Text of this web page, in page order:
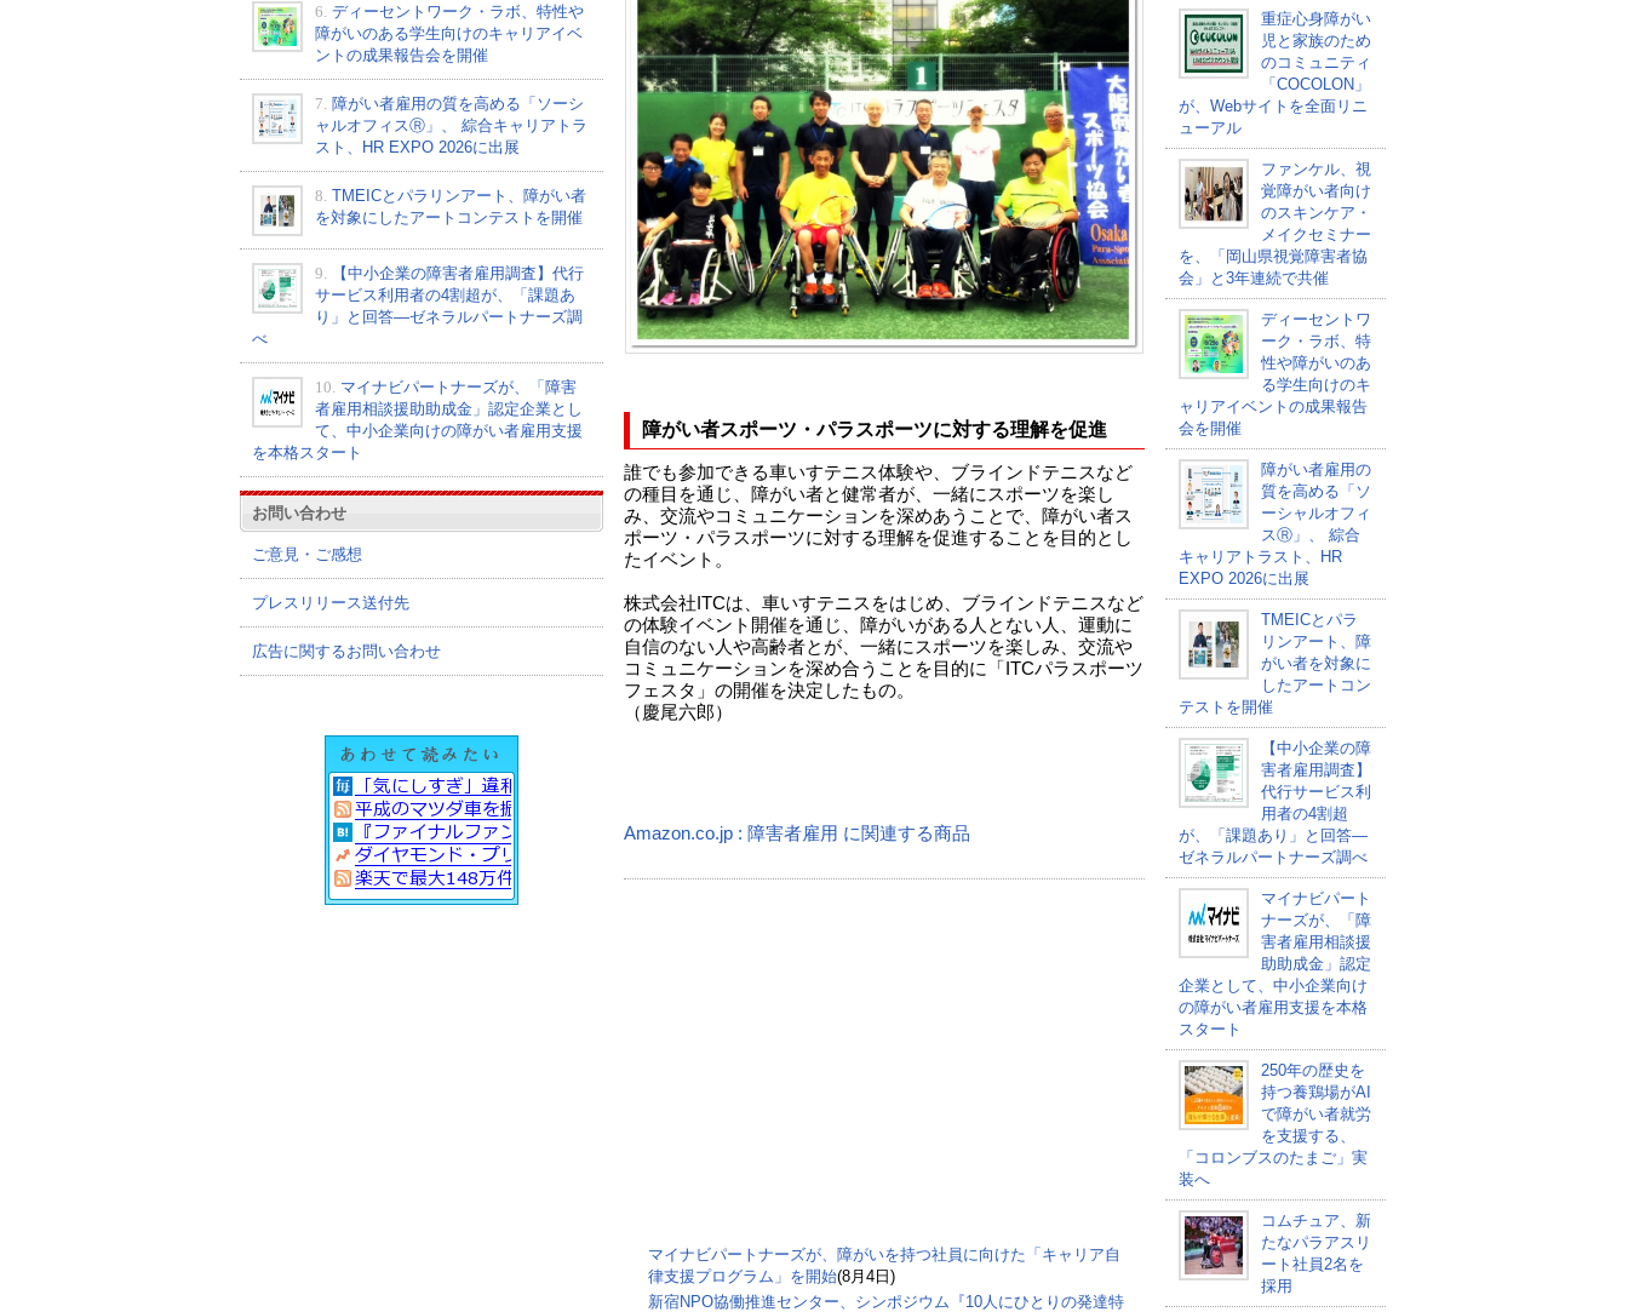
6. ディーセントワーク・ラボ、特性や
障がいのある学生向けのキャリアイベ
ントの成果報告会を開催
7. 障がい者雇用の質を高める「ソーシ
ャルオフィスⓇ」、 綜合キャリアトラ
スト、HR EXPO 2026に出展
8. TMEICとパラリンアート、障がい者
を対象にしたアートコンテストを開催
9.
【中小企業の障害者雇用調査】代行
サービス利用者の4割超が、「課題あ
り」と回答―ゼネラルパートナーズ調
べ
10. マイナビパートナーズが、「障害
者雇用相談援助助成金」認定企業とし
て、中小企業向けの障がい者雇用支援
を本格スタート
お問い合わせ
ご意見・ご感想
プレスリリース送付先
広告に関するお問い合わせ
障がい者スポーツ・パラスポーツに対する理解を促進
誰でも参加できる車いすテニス体験や、ブラインドテニスなど
の種目を通じ、障がい者と健常者が、一緒にスポーツを楽し
み、交流やコミュニケーションを深めあうことで、障がい者ス
ポーツ・パラスポーツに対する理解を促進することを目的とし
たイベント。
株式会社ITCは、車いすテニスをはじめ、ブラインドテニスなど
の体験イベント開催を通じ、障がいがある人とない人、運動に
自信のない人や高齢者とが、一緒にスポーツを楽しみ、交流や
コミュニケーションを深め合うことを目的に「ITCパラスポーツ
フェスタ」の開催を決定したもの。
（慶尾六郎）
Amazon.co.jp : 障害者雇用 に関連する商品
マイナビパートナーズが、障がいを持つ社員に向けた「キャリア自
律支援プログラム」を開始(8月4日)
新宿NPO協働推進センター、シンポジウム『10人にひとりの発達特
重症心身障がい
児と家族のため
のコミュニティ
「COCOLON」
が、Webサイトを全面リニ
ューアル
ファンケル、視
覚障がい者向け
のスキンケア・
メイクセミナー
を、「岡山県視覚障害者協
会」と3年連続で共催
ディーセントワ
ーク・ラボ、特
性や障がいのあ
る学生向けのキ
ャリアイベントの成果報告
会を開催
障がい者雇用の
質を高める「ソ
ーシャルオフィ
スⓇ」、 綜合
キャリアトラスト、HR
EXPO 2026に出展
TMEICとパラ
リンアート、障
がい者を対象に
したアートコン
テストを開催
【中小企業の障
害者雇用調査】
代行サービス利
用者の4割超
が、「課題あり」と回答―
ゼネラルパートナーズ調べ
マイナビパート
ナーズが、「障
害者雇用相談援
助助成金」認定
企業として、中小企業向け
の障がい者雇用支援を本格
スタート
250年の歴史を
持つ養鶏場がAI
で障がい者就労
を支援する、
「コロンブスのたまご」実
装へ
コムチュア、新
たなパラアスリ
ート社員2名を
採用